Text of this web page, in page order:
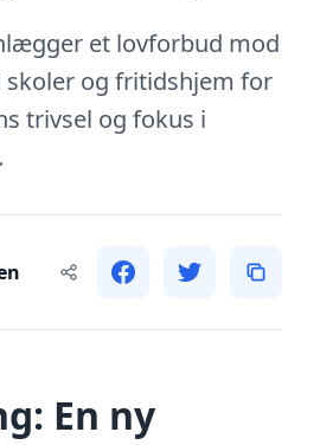
et lovforbud mod
og fritidshjem for
trivsel og fokus i
En ny